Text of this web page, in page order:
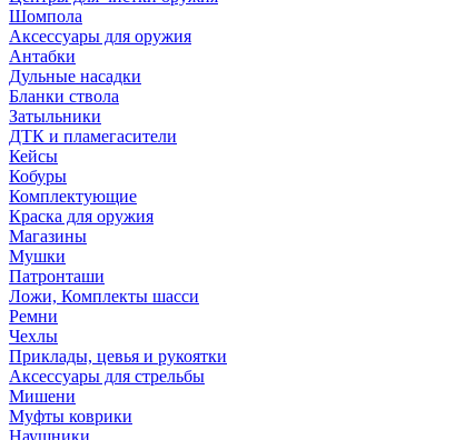
Шомпола
Аксессуары для оружия
Антабки
Дульные насадки
Бланки ствола
Затыльники
ДТК и пламегасители
Кейсы
Кобуры
Комплектующие
Краска для оружия
Магазины
Мушки
Патронташи
Ложи, Комплекты шасси
Ремни
Чехлы
Приклады, цевья и рукоятки
Аксессуары для стрельбы
Мишени
Муфты коврики
Наушники